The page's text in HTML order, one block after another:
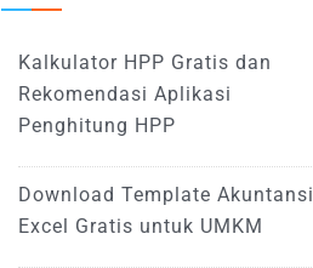
Kalkulator HPP Gratis dan
Rekomendasi Aplikasi
Penghitung HPP
Download Template Akuntansi
Excel Gratis untuk UMKM